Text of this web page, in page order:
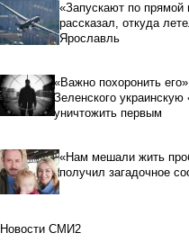
«Запускают по прямой
рассказал, откуда
Ярославль
«Важно похоронить
Зеленского
уничтожить первым
«Нам мешали жить
получил загадочное
Новости СМИ2